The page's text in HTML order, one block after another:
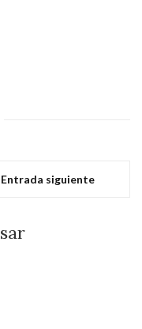
Entrada siguiente